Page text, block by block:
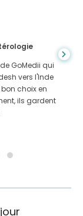
GoMedii qui
vers l'Inde
choix en
ils gardent